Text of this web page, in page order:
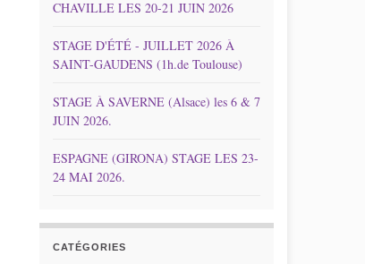
CHAVILLE LES 20-21 JUIN 2026
STAGE D'ÉTÉ - JUILLET 2026 À
SAINT-GAUDENS (1h.de Toulouse)
STAGE À SAVERNE (Alsace) les 6 & 7
JUIN 2026.
ESPAGNE (GIRONA) STAGE LES 23-
24 MAI 2026.
CATÉGORIES